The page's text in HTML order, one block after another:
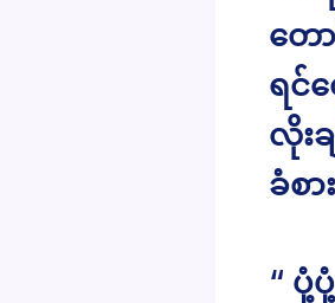
တေ
ရင်
လိုး
ခံစ
“ ပုံ့